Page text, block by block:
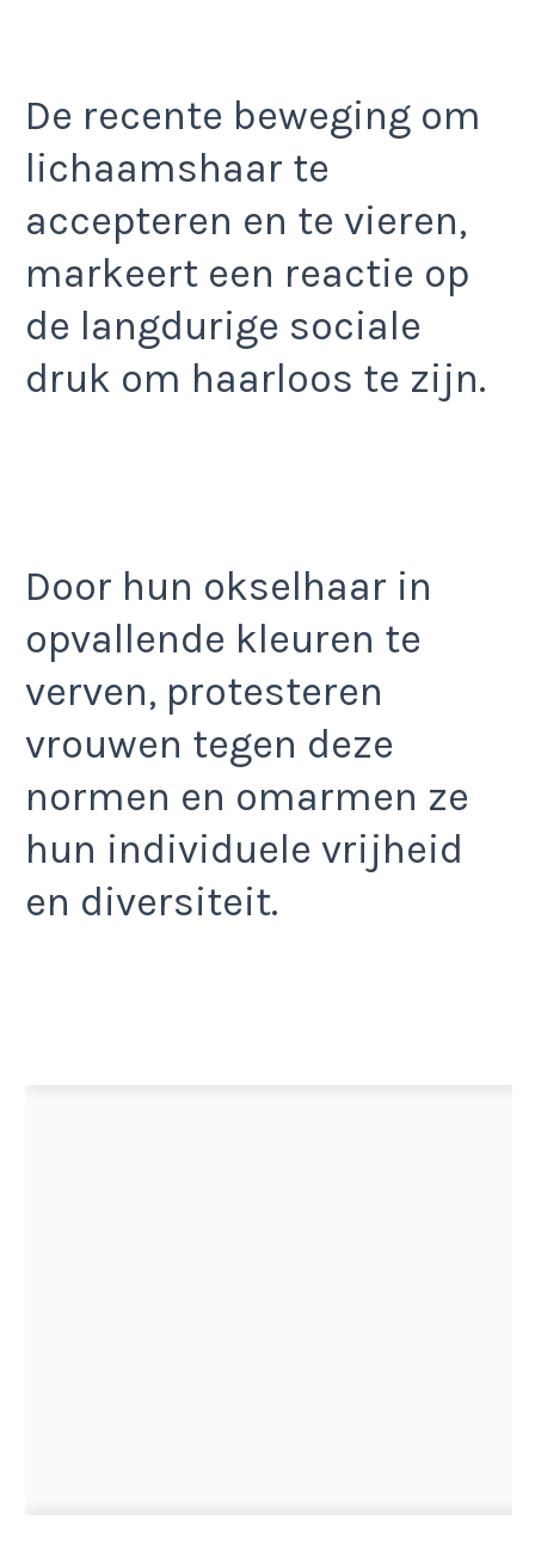
De recente beweging om
lichaamshaar te
accepteren en te vieren,
markeert een reactie op
de langdurige sociale
druk om haarloos te zijn.
Door hun okselhaar in
opvallende kleuren te
verven, protesteren
vrouwen tegen deze
normen en omarmen ze
hun individuele vrijheid
en diversiteit.